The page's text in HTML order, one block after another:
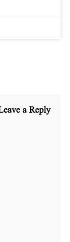
a Reply